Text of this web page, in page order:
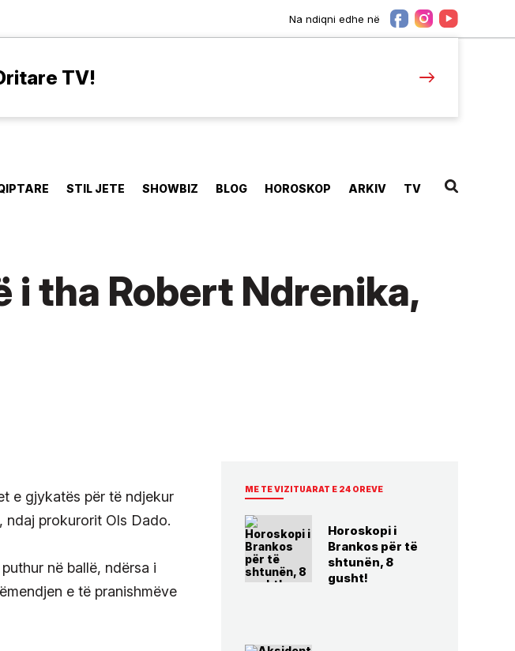
Na ndiqni edhe në
TV!
STIL JETE SHOWBIZ BLOG HOROSKOP ARKIV TV
i tha Robert Ndrenika,
e gjykatës për të ndjekur
ndaj prokurorit Ols Dado.
në ballë, ndërsa i
e të pranishmëve
ME TE VIZITUARAT E 24 OREVE
Horoskopi i
Brankos për të
shtunën, 8
gusht!